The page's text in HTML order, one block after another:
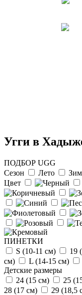
Угги в
ПОДБОР UGG
Сезон
Лето
Цвет
ПИНЕТКИ
S (10-11 см)
19
см)
L (14-15 cм)
Детские размеры
24 (15 см)
25
28 (17 см)
29 (18,5